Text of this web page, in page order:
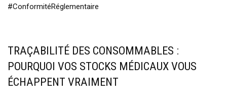
#ConformitéRéglementaire
TRAÇABILITÉ DES CONSOMMABLES :
POURQUOI VOS STOCKS MÉDICAUX VOUS
ÉCHAPPENT VRAIMENT